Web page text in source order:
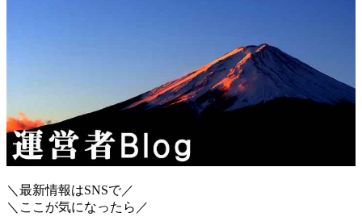
＼最新情報はSNSで／
＼ここが気になったら／